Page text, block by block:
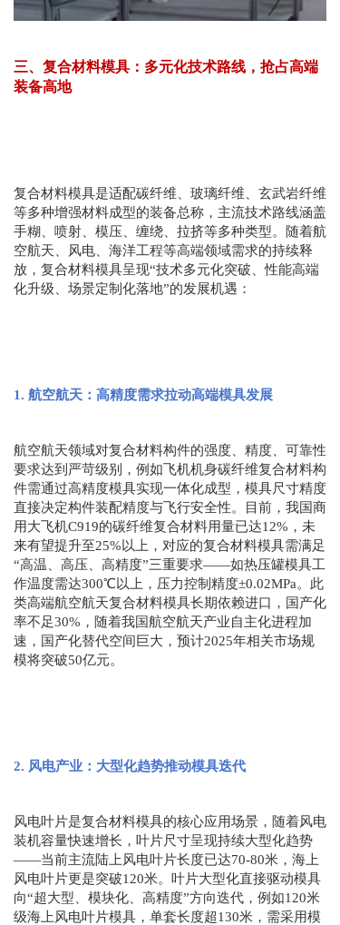
三、复合材料模具：多元化技术路线，抢占高端
装备高地
复合材料模具是适配碳纤维、玻璃纤维、玄武岩纤维
等多种增强材料成型的装备总称，主流技术路线涵盖
手糊、喷射、模压、缠绕、拉挤等多种类型。随着航
空航天、风电、海洋工程等高端领域需求的持续释
放，复合材料模具呈现“技术多元化突破、性能高端
化升级、场景定制化落地”的发展机遇：
1. 航空航天：高精度需求拉动高端模具发展
航空航天领域对复合材料构件的强度、精度、可靠性
要求达到严苛级别，例如飞机机身碳纤维复合材料构
件需通过高精度模具实现一体化成型，模具尺寸精度
直接决定构件装配精度与飞行安全性。目前，我国商
用大飞机C919的碳纤维复合材料用量已达12%，未
来有望提升至25%以上，对应的复合材料模具需满足
“高温、高压、高精度”三重要求——如热压罐模具工
作温度需达300℃以上，压力控制精度±0.02MPa。此
类高端航空航天复合材料模具长期依赖进口，国产化
率不足30%，随着我国航空航天产业自主化进程加
速，国产化替代空间巨大，预计2025年相关市场规
模将突破50亿元。
2. 风电产业：大型化趋势推动模具迭代
风电叶片是复合材料模具的核心应用场景，随着风电
装机容量快速增长，叶片尺寸呈现持续大型化趋势
——当前主流陆上风电叶片长度已达70-80米，海上
风电叶片更是突破120米。叶片大型化直接驱动模具
向“超大型、模块化、高精度”方向迭代，例如120米
级海上风电叶片模具，单套长度超130米，需采用模